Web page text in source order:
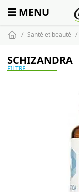
☰ MENU
Santé et beauté
SCHIZANDRA
FILTRE